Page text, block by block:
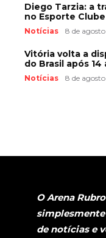
Diego Tarzia: a
no Esporte
Notícias 8 de
Vitória volta a
do Brasil após 14
Notícias 8 de
O Arena
de notícias e